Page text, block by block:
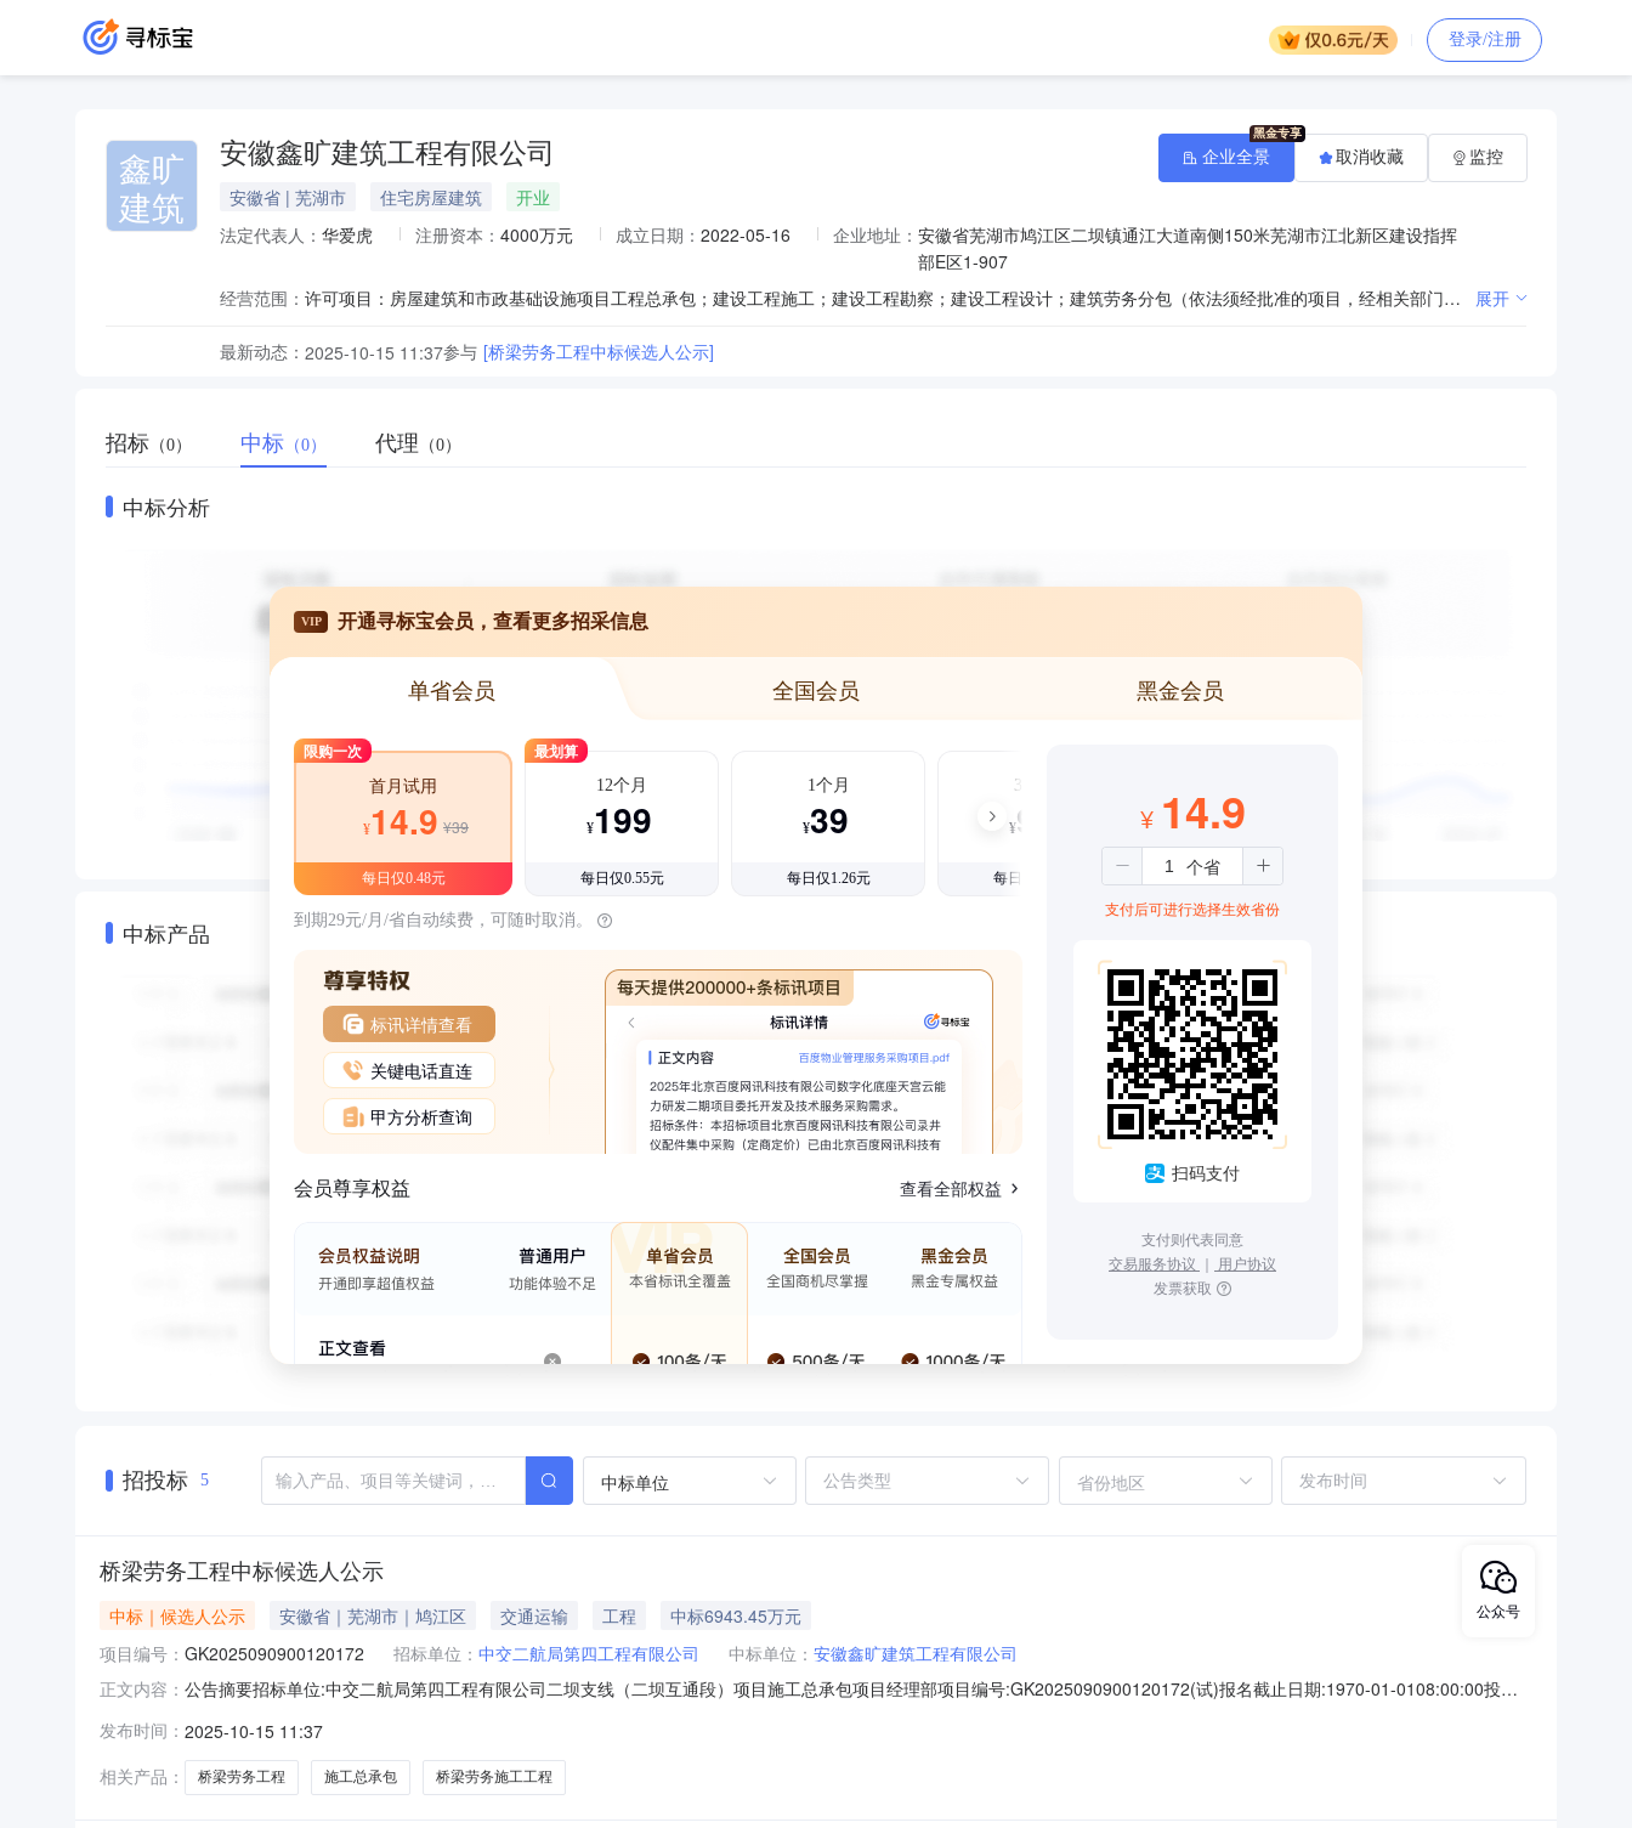
登录/注册
鑫旷
建筑
安徽鑫旷建筑工程有限公司
安徽省 | 芜湖市 住宅房屋建筑
开业
法定代表人： 华爱虎 注册资本： 4000万元 成立日期： 2022-05-16 企业地址： 安徽省芜湖市鸠江区二坝镇通江大道南侧150米芜湖市江北新区建设指挥
部E区1-907
经营范围：
许可项目：房屋建筑和市政基础设施项目工程总承包；建设工程施工；建设工程勘察；建设工程设计；建筑劳务分包（依法须经批准的项目，经相关部门批准后方可开展经营活动，具体经营项目以相关部门批准文件或许可证件为准）一般项目：对外承包工程；园林绿化工程施工；建筑工程机械与设备租赁；工程管理服务；机械设备租赁；住宅水电安装维护服务；机动车修理和维护；技术服务、技术开发、技术咨询、技术交流、技术转让、技术推广；租赁服务（不含许可类租赁服务）；建筑材料销售；劳动保护用品销售；轻质建筑材料销售；五金产品零售；家具销售；建筑装饰材料销售；电线、电缆经营；机械电气设备销售（除许可业务外，可自主依法经营法律法规非禁止或限制的项目） 展开
最新动态： 2025-10-15 11:37参与 [桥梁劳务工程中标候选人公示]
企业全景 取消收藏 监控
招标 （0） 中标 （0） 代理 （0）
中标分析
中标产品
VIP 开通寻标宝会员，查看更多招采信息
单省会员 全国会员 黑金会员
限购一次
首月试用
¥14.9 ¥39
每日仅0.48元
最划算
12个月
¥199
每日仅0.55元
1个月
¥39
每日仅1.26元
3个月
¥99
每日仅1.08元
到期29元/月/省自动续费，可随时取消。
标讯详情查看
关键电话直连
甲方分析查询
会员尊享权益 查看全部权益
¥ 14.9
支付后可进行选择生效省份
扫码支付
支付则代表同意
交易服务协议 ｜ 用户协议
发票获取
招投标 5 中标单位 省份地区
桥梁劳务工程中标候选人公示
中标｜候选人公示 安徽省｜芜湖市｜鸠江区 交通运输 工程
中标6943.45万元
项目编号： GK2025090900120172 招标单位： 中交二航局第四工程有限公司 中标单位： 安徽鑫旷建筑工程有限公司
正文内容： 公告摘要招标单位:中交二航局第四工程有限公司二坝支线（二坝互通段）项目施工总承包项目经理部项目编号:GK2025090900120172(试)报名截止日期:1970-01-0108:00:00投标
徽鑫旷建筑工程有限公司投标金额69434574.18元，排名第二；安徽鼎旭
发布时间： 2025-10-15 11:37
相关产品：
桥梁劳务工程 施工总承包 桥梁劳务施工工程
公众号